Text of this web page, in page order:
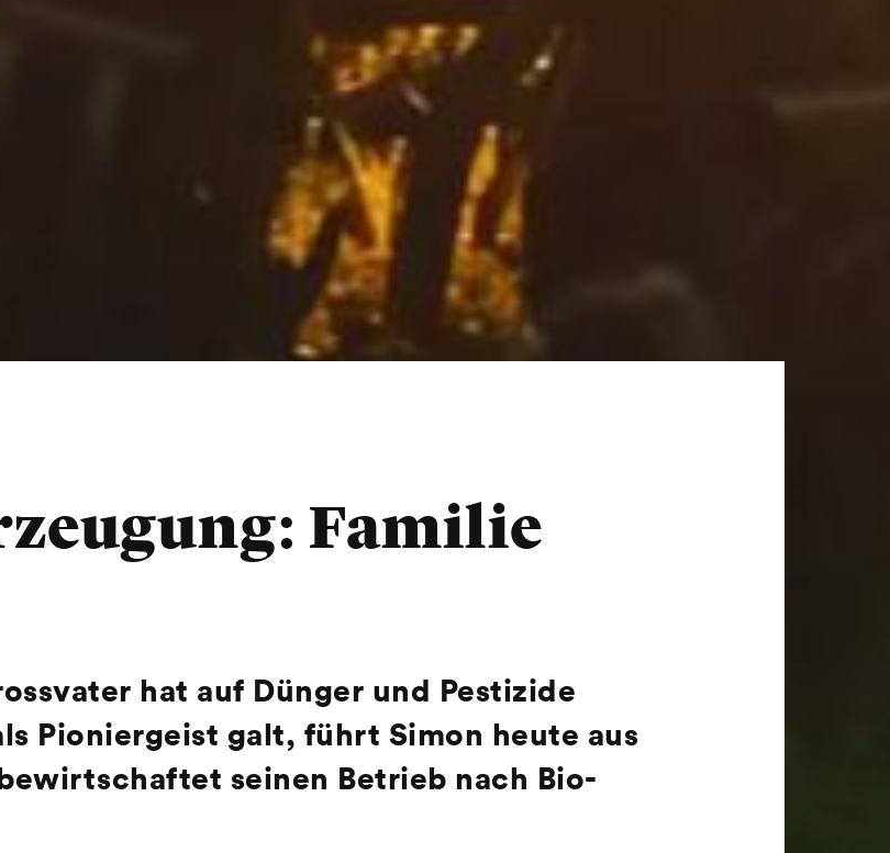
Familie
hat auf Dünger und Pestizide
Pioniergeist galt, führt Simon heute aus
seinen Betrieb nach Bio-